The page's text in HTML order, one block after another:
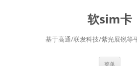
软sim卡
基于高通/联发科技/紫光展锐等
菜单